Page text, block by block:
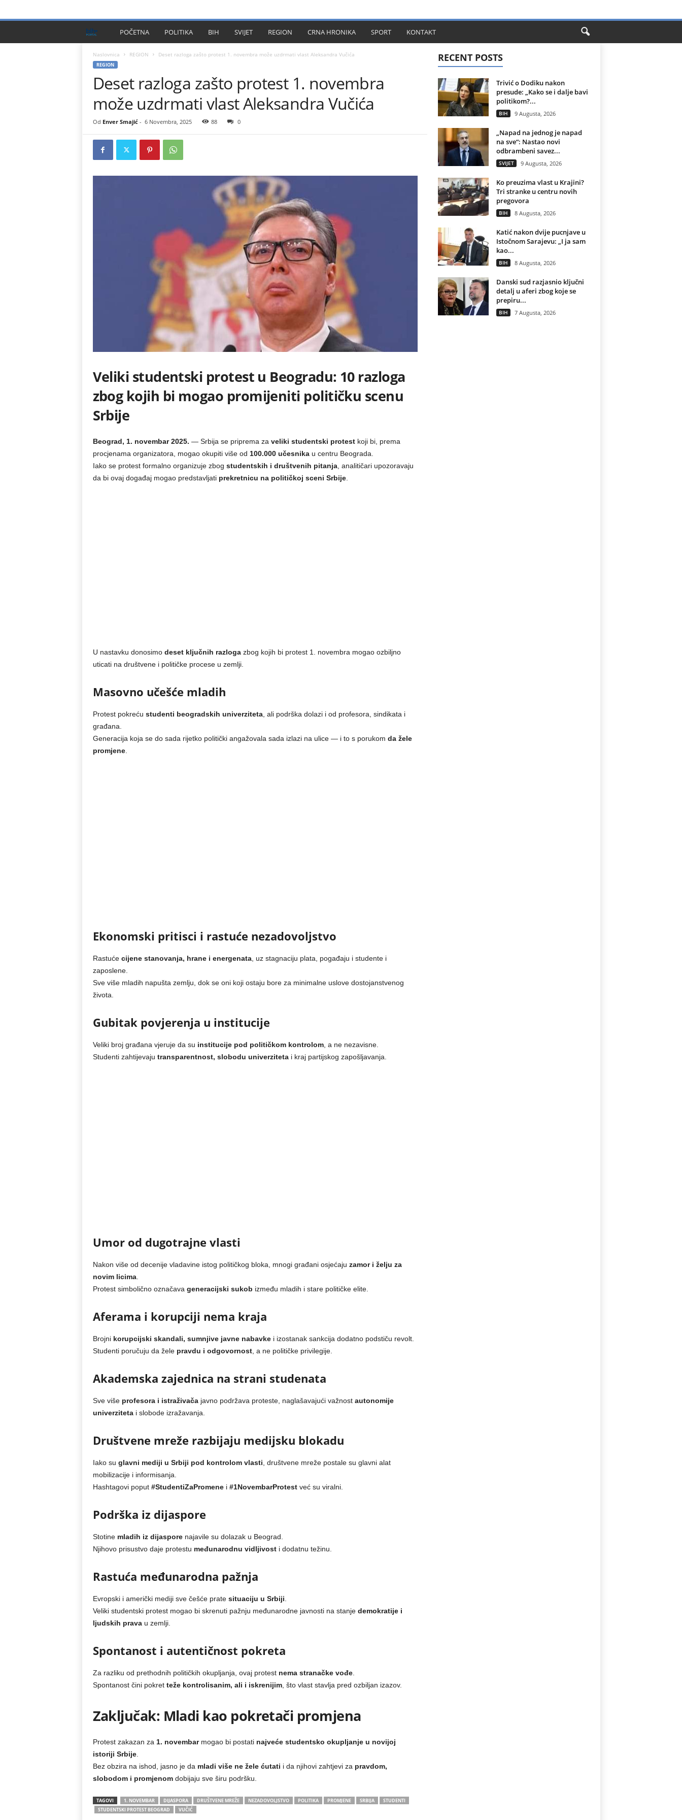
I
l
u
POČETNA POLITIKA BIH SVIJET REGION CRNA HRONIKA SPORT KONTAKT
Naslovnica REGION Deset razloga zašto protest 1. novembra može uzdrmati vlast Aleksandra Vučića
REGION
Deset razloga zašto protest 1. novembra
može uzdrmati vlast Aleksandra Vučića
Od Enver Smajić- 6 Novembra, 2025 88 0
Veliki studentski protest u Beogradu: 10 razloga
zbog kojih bi mogao promijeniti političku scenu
Srbije
Beograd, 1. novembar 2025. — Srbija se priprema za veliki studentski protestkoji bi, prema
procjenama organizatora, mogao okupiti više od 100.000 učesnikau centru Beograda.
Iako se protest formalno organizuje zbog studentskih i društvenih pitanja, analitičari upozoravaju
da bi ovaj događaj mogao predstavljati prekretnicu na političkoj sceni Srbije.
U nastavku donosimo deset ključnih razlogazbog kojih bi protest 1. novembra mogao ozbiljno
uticati na društvene i političke procese u zemlji.
Masovno učešće mladih
Protest pokreću studenti beogradskih univerziteta, ali podrška dolazi i od profesora, sindikata i
građana.
Generacija koja se do sada rijetko politički angažovala sada izlazi na ulice — i to s porukom da žele
promjene.
Ekonomski pritisci i rastuće nezadovoljstvo
Rastuće cijene stanovanja, hrane i energenata, uz stagnaciju plata, pogađaju i studente i
zaposlene.
Sve više mladih napušta zemlju, dok se oni koji ostaju bore za minimalne uslove dostojanstvenog
života.
Gubitak povjerenja u institucije
Veliki broj građana vjeruje da su institucije pod političkom kontrolom, a ne nezavisne.
Studenti zahtijevaju transparentnost, slobodu univerzitetai kraj partijskog zapošljavanja.
Umor od dugotrajne vlasti
Nakon više od decenije vladavine istog političkog bloka, mnogi građani osjećaju zamor i želju za
novim licima.
Protest simbolično označava generacijski sukob između mladih i stare političke elite.
Aferama i korupciji nema kraja
Brojni korupcijski skandali, sumnjive javne nabavkei izostanak sankcija dodatno podstiču revolt.
Studenti poručuju da žele pravdu i odgovornost, a ne političke privilegije.
Akademska zajednica na strani studenata
Sve više profesora i istraživačajavno podržava proteste, naglašavajući važnost autonomije
univerzitetai slobode izražavanja.
Društvene mreže razbijaju medijsku blokadu
Iako su glavni mediji u Srbiji pod kontrolom vlasti , društvene mreže postale su glavni alat
mobilizacije i informisanja.
Hashtagovi poput #StudentiZaPromenei #1NovembarProtestveć su viralni.
Podrška iz dijaspore
Stotine mladih iz dijasporenajavile su dolazak u Beograd.
Njihovo prisustvo daje protestu međunarodnu vidljivosti dodatnu težinu.
Rastuća međunarodna pažnja
Evropski i američki mediji sve češće prate situaciju u Srbiji
Veliki studentski protest mogao bi skrenuti pažnju međunarodne javnosti na stanje demokratije i
ljudskih pravau zemlji.
Spontanost i autentičnost pokreta
Za razliku od prethodnih političkih okupljanja, ovaj protest nema stranačke vođe.
Spontanost čini pokret teže kontrolisanim, ali i iskrenijim, što vlast stavlja pred ozbiljan izazov.
Zaključak: Mladi kao pokretači promjena
Protest zakazan za 1. novembarmogao bi postati najveće studentsko okupljanje u novijoj
istoriji Srbije.
Bez obzira na ishod, jasno je da mladi više ne žele ćutati i da njihovi zahtjevi za pravdom,
slobodom i promjenomdobijaju sve širu podršku.
TAGOVI 1. NOVEMBAR DIJASPORA DRUŠTVENE MREŽE NEZADOVOLJSTVO POLITIKA PROMJENE SRBIJA
STUDENTI
STUDENTSKI PROTEST BEOGRAD
VUČIĆ
RECENT POSTS
Trivić o Dodiku nakon
presude: „Kako se i dalje bavi
politikom?...
BIH 9 Augusta, 2026
„Napad na jednog je napad
na sve“: Nastao novi
odbrambeni savez...
SVIJET 9 Augusta, 2026
Ko preuzima vlast u Krajini?
Tri stranke u centru novih
pregovora
BIH 8 Augusta, 2026
Katić nakon dvije pucnjave u
Istočnom Sarajevu: „I ja sam
kao...
BIH 8 Augusta, 2026
Danski sud razjasnio ključni
detalj u aferi zbog koje se
prepiru...
BIH 7 Augusta, 2026